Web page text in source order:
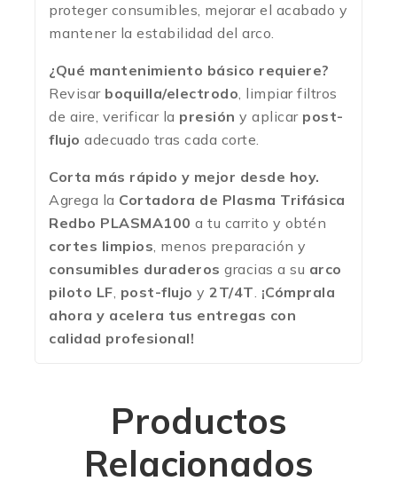
proteger consumibles, mejorar el acabado y
mantener la estabilidad del arco.
¿Qué mantenimiento básico requiere?
Revisar boquilla/electrodo, limpiar filtros
de aire, verificar la presión y aplicar post-
flujo adecuado tras cada corte.
Corta más rápido y mejor desde hoy.
Agrega la Cortadora de Plasma Trifásica
Redbo PLASMA100 a tu carrito y obtén
cortes limpios, menos preparación y
consumibles duraderos gracias a su arco
piloto LF, post-flujo y 2T/4T. ¡Cómprala
ahora y acelera tus entregas con
calidad profesional!
Productos
Relacionados